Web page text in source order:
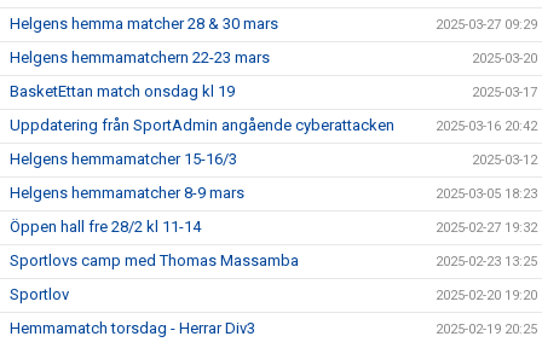
Helgens hemma matcher 28 & 30 mars 2025-03-27 09:29
Helgens hemmamatchern 22-23 mars 2025-03-20
BasketEttan match onsdag kl 19 2025-03-17
Uppdatering från SportAdmin angående cyberattacken 2025-03-16 20:42
Helgens hemmamatcher 15-16/3 2025-03-12
Helgens hemmamatcher 8-9 mars 2025-03-05 18:23
Öppen hall fre 28/2 kl 11-14 2025-02-27 19:32
Sportlovs camp med Thomas Massamba 2025-02-23 13:25
Sportlov 2025-02-20 19:20
Hemmamatch torsdag - Herrar Div3 2025-02-19 20:25